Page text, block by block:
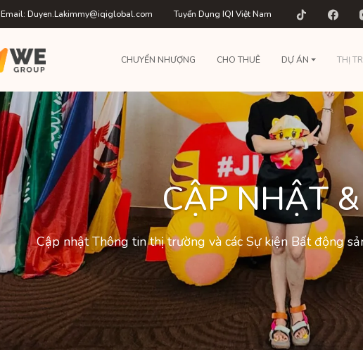
Email: Duyen.Lakimmy@iqiglobal.com Tuyển Dụng IQI Việt Nam
CHUYỂN NHƯỢNG CHO THUÊ DỰ ÁN THỊ
CẬP NHẬT
Cập nhật Thông tin thị trường và các Sự kiện Bất động